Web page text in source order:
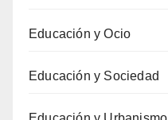
Educación y Ocio
Educación y Sociedad